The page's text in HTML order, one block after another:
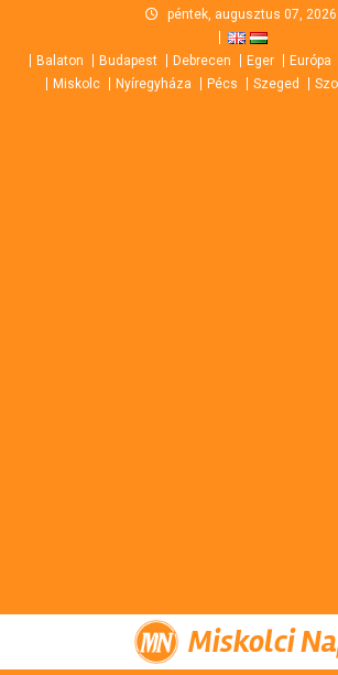
content
péntek, augusztus 07, 2026
Balaton Budapest Debrecen Eger Európa
Miskolc
Nyíregyháza Pécs Szeged
Miskolci